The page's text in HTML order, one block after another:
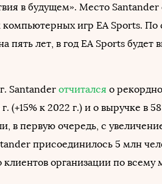
в будущем». Место
компьютерных игр EA Sports. По
пять лет, в год EA Sports будет
Santander отчитался о
(+15% к 2022 г.) и о выручке в
в первую очередь, с
присоединилось 5 млн
организации по всему